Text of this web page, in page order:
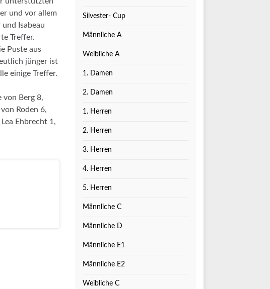
und vor allem
Isabeau
Treffer.
Puste aus
jünger ist
einige Treffer.
von Berg 8,
Roden 6,
Ehbrecht 1,
Silvester- Cup
Männliche A
Weibliche A
1. Damen
2. Damen
1. Herren
2. Herren
3. Herren
4. Herren
5. Herren
Männliche C
Männliche D
Männliche E1
Männliche E2
Weibliche C